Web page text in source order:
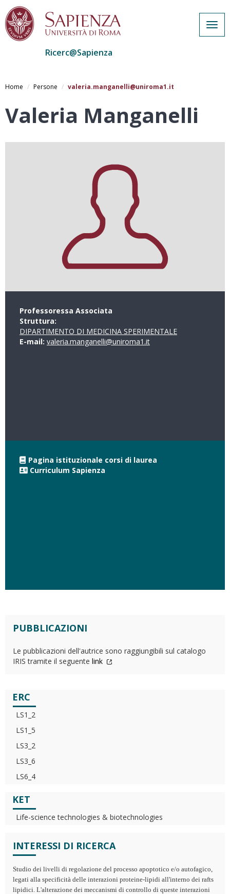
al
Ricerc@Sapienza
Home Persone valeria.manganelli@uniroma1.it
Valeria Manganelli
Professoressa Associata
Struttura:
DIPARTIMENTO DI MEDICINA SPERIMENTALE
E-mail: valeria.manganelli@uniroma1.it
Pagina istituzionale corsi di laurea
Curriculum Sapienza
PUBBLICAZIONI
Le pubblicazioni dell'autrice sono raggiungibili sul catalogo
IRIS tramite il seguente link
ERC
LS1_2
LS1_5
LS3_2
LS3_6
LS6_4
KET
Life-science technologies & biotechnologies
INTERESSI DI RICERCA
Studio dei livelli di regolazione del processo apoptotico e/o autofagico,
legati alla specificità delle interazioni proteine-lipidi all'interno dei rafts
lipidici. L'alterazione dei meccanismi di controllo di queste interazioni